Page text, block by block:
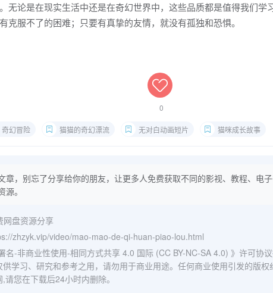
无论是在现实生活中还是在奇幻世界中，这些品质都是值得我们学
克服不了的困难；只要有真挚的友情，就没有孤独和恐惧。
0
奇幻冒险 猫猫的奇幻漂流 无对白动画短片 猫咪成长故事
章，别忘了分享给你的朋友，让更多人免费获取不同的影视、教程、电
。
网盘资源分享
zhzyk.vip/video/mao-mao-de-qi-huan-piao-lou.html
名-非商业性使用-相同方式共享 4.0 国际 (CC BY-NC-SA 4.0) 》许可协
学习、研究和参考之用，请勿用于商业用途。任何商业使用引发的版
您在下载后24小时内删除。